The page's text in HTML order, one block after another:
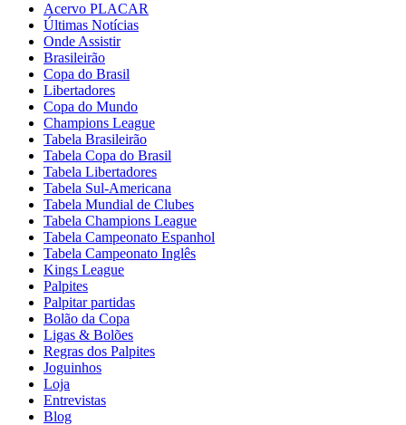
Acervo PLACAR
Últimas Notícias
Onde Assistir
Brasileirão
Copa do Brasil
Libertadores
Copa do Mundo
Champions League
Tabela Brasileirão
Tabela Copa do Brasil
Tabela Libertadores
Tabela Sul-Americana
Tabela Mundial de Clubes
Tabela Champions League
Tabela Campeonato Espanhol
Tabela Campeonato Inglês
Kings League
Palpites
Palpitar partidas
Bolão da Copa
Ligas & Bolões
Regras dos Palpites
Joguinhos
Loja
Entrevistas
Blog